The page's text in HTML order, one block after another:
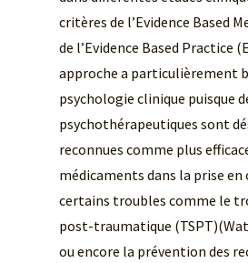
critères de l’Evidence Based
de l’Evidence Based Practice
approche a particulièrement
psychologie clinique puisque
psychothérapeutiques sont
reconnues comme plus
médicaments dans la prise en
certains troubles comme le
post-traumatique
ou encore la prévention des